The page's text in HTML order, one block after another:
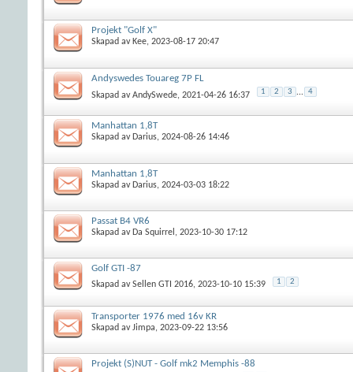
Projekt "Golf X"
Skapad av Kee, 2023-08-17 20:47
Andyswedes Touareg 7P FL
Skapad avAndySwede, 2021-04-26 16:37 1 2 3 ... 4
Manhattan 1,8T
Skapad av Darius, 2024-08-26 14:46
Manhattan 1,8T
Skapad av Darius, 2024-03-03 18:22
Passat B4 VR6
Skapad av Da Squirrel , 2023-10-30 17:12
Golf GTI -87
Skapad avSellen GTI 2016, 2023-10-10 15:39 1 2
Transporter 1976 med 16v KR
Skapad avJimpa, 2023-09-22 13:56
Projekt (S)NUT - Golf mk2 Memphis -88